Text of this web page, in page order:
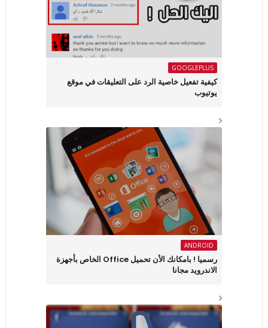
GOOGLEPLUS
كيفية تفعيل خاصية الرد على التعليقات في موقع
يوتيوب
ANDROID
رسميا ! بامكانك الأن تحميل Office الخاص بأجهزة
الاندرويد مجانا